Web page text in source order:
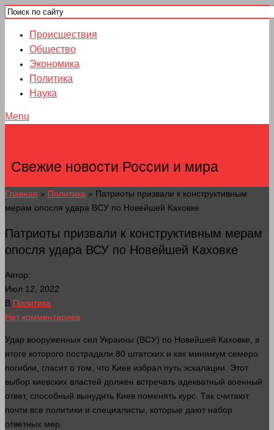
Происшествия
Общество
Экономика
Политика
Наука
Menu
Свежие новости России и мира
Главная » Политика » Патриоты призвали к конструктивным
мерам опосля удара ВСУ по Новейшей Каховке
Патриоты призвали к конструктивным мерам
опосля удара ВСУ по Новейшей Каховке
Автор:
Июл 12, 2022
В Политика
Нет комментариев
Удар вооруженных сил Украины (ВСУ) по Новейшей Каховке, в
итоге которого пострадали 80 штатских и как минимум семеро
погибли, гласит о том, что Киев избрал путь эскалации. Этот
выбор киевских властей должен встречать адекватный военный
ответ, способный вынудить Киев поменять курс. Так считают
почти все политики и специалисты, которые дают набор
ответных мер.